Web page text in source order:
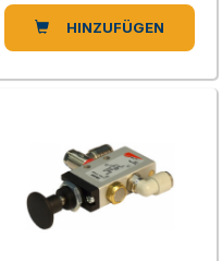
HINZUFÜGEN